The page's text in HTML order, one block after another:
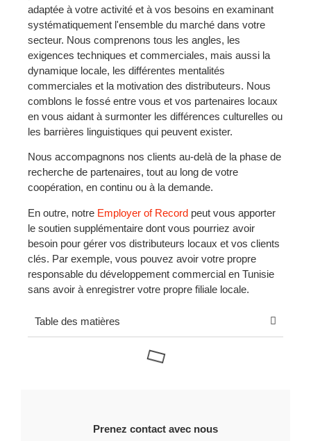
adaptée à votre activité et à vos besoins en examinant
systématiquement l'ensemble du marché dans votre
secteur. Nous comprenons tous les angles, les
exigences techniques et commerciales, mais aussi la
dynamique locale, les différentes mentalités
commerciales et la motivation des distributeurs. Nous
comblons le fossé entre vous et vos partenaires locaux
en vous aidant à surmonter les différences culturelles ou
les barrières linguistiques qui peuvent exister.
Nous accompagnons nos clients au-delà de la phase de
recherche de partenaires, tout au long de votre
coopération, en continu ou à la demande.
En outre, notre Employer of Record peut vous apporter
le soutien supplémentaire dont vous pourriez avoir
besoin pour gérer vos distributeurs locaux et vos clients
clés. Par exemple, vous pouvez avoir votre propre
responsable du développement commercial en Tunisie
sans avoir à enregistrer votre propre filiale locale.
Table des matières
Prenez contact avec nous